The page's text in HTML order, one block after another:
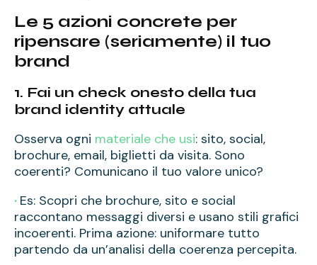
Le 5 azioni concrete per
ripensare (seriamente) il tuo
brand
1. Fai un check onesto della tua
brand identity attuale
Osserva ogni materiale che usi: sito, social,
brochure, email, biglietti da visita. Sono
coerenti? Comunicano il tuo valore unico?
· Es: Scopri che brochure, sito e social
raccontano messaggi diversi e usano stili grafici
incoerenti. Prima azione: uniformare tutto
partendo da un’analisi della coerenza percepita.